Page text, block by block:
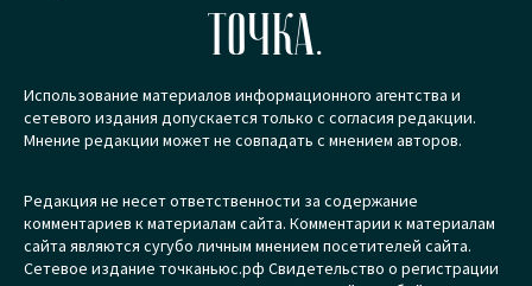
ТОЧКА.
Использование материалов информационного агентства и
сетевого издания допускается только с согласия редакции.
Мнение редакции может не совпадать с мнением авторов.
Редакция не несет ответственности за содержание
комментариев к материалам сайта. Комментарии к материалам
сайта являются сугубо личным мнением посетителей сайта.
Сетевое издание точканьюс.рф Свидетельство о регистрации